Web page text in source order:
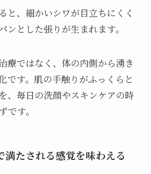
と、細かいシワが目立ちにくく
ンとした張りが生まれます。
療ではなく、体の内側から湧き
です。肌の手触りがふっくらと
、毎日の洗顔やスキンケアの時
です。
満たされる感覚を味わえる